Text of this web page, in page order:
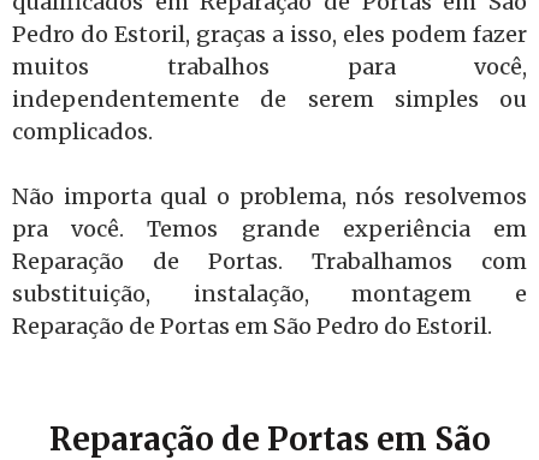
Pedro do Estoril, graças a isso, eles podem fazer
muitos trabalhos para você,
independentemente de serem simples ou
complicados.
Não importa qual o problema, nós resolvemos
pra você. Temos grande experiência em
Reparação de Portas. Trabalhamos com
substituição, instalação, montagem e
Reparação de Portas em São Pedro do Estoril.
Reparação de Portas em São